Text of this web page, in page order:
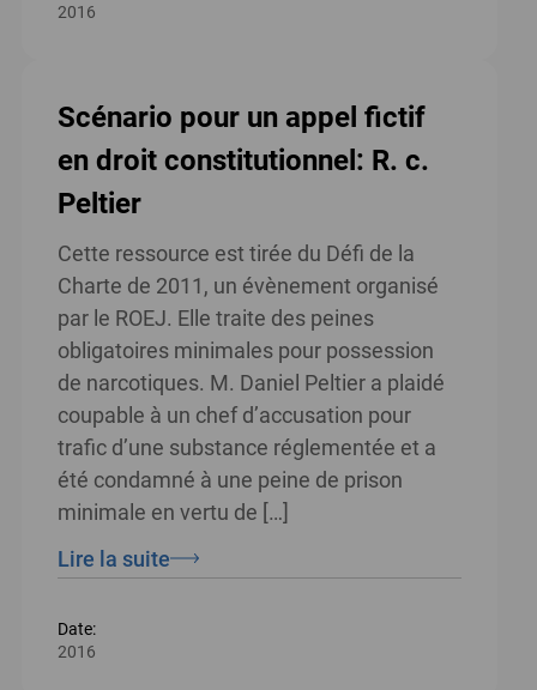
2016
Scénario pour un appel fictif
en droit constitutionnel: R. c.
Peltier
Cette ressource est tirée du Défi de la
Charte de 2011, un évènement organisé
par le ROEJ. Elle traite des peines
obligatoires minimales pour possession
de narcotiques. M. Daniel Peltier a plaidé
coupable à un chef d’accusation pour
trafic d’une substance réglementée et a
été condamné à une peine de prison
minimale en vertu de […]
Lire la suite
Date:
2016